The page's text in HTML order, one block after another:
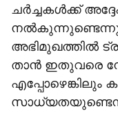
ചർച്ചകൾക്ക്
അഭിമുഖത്തിൽ‌
താൻ ഇതുവരെ
എപ്പോഴെങ്കിലും